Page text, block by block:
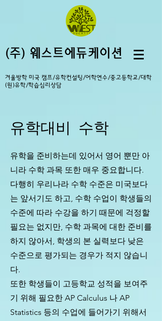
(주) 웨스트에듀케이션
겨울방학 미국 캠프/유학컨설팅/어학연수/중고등학교/대학
(원)유학/학습심리상담
유학대비 수학
유학을 준비하는데 있어서 영어 뿐만 아
니라 수학 과목 또한 매우 중요합니다.
다행히 우리나라 수학 수준은 미국보다
는 앞서기도 하고, 수학 수업이 학생들의
수준에 따라 수강을 하기 때문에 걱정할
필요는 없지만, 수학 과목에 대한 준비를
하지 않아서, 학생의 본 실력보다 낮은
수준으로 평가되는 경우가 적지 않습니
다.
​또한 학생들이 고등학교 성적을 보여주
기 위해 필요한 AP Calculus 나 AP
Statistics 등의 수업에 들어가기 위해서